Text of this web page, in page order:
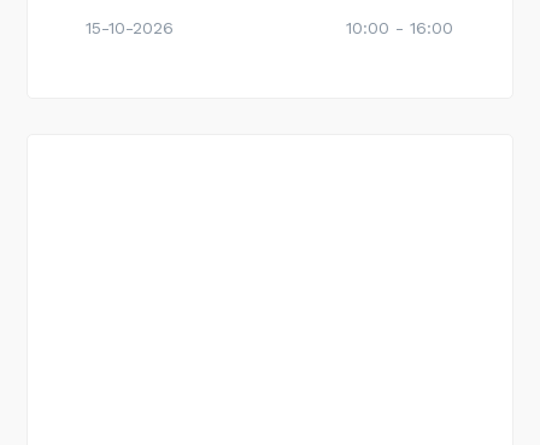
15-10-2026 10:00 - 16:00